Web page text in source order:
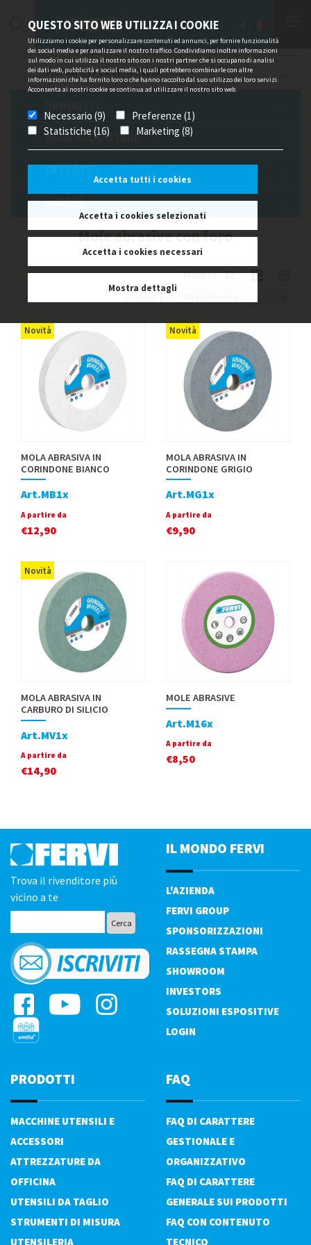
QUESTO SITO WEB UTILIZZA I COOKIE
Utilizziamo i cookie per personalizzare contenuti ed annunci, per fornire funzionalità
dei social media e per analizzare il nostro traffico. Condividiamo inoltre informazioni
sul modo in cui utilizza il nostro sito con i nostri partner che si occupano di analisi
dei dati web, pubblicità e social media, i quali potrebbero combinarle con altre
informazioni che ha fornito loro o che hanno raccolto dal suo utilizzo dei loro servizi.
Acconsenta ai nostri cookie se continua ad utilizzare il nostro sito web.
Necessario (9)
Preferenze (1)
Statistiche (16)
Marketing (8)
Accetta tutti i cookies
Accetta i cookies selezionati
Accetta i cookies necessari
Mostra dettagli
FILTRA OFFERTE/NOVITÀ
DOVE ACQUISTARE
OFFERTE
NOVITÀ
Mole abrasive con foro
Mostra
Ordina per
Novità
MOLA ABRASIVA IN
CORINDONE BIANCO
Art.MB1x
A partire da
€12,90
Novità
MOLA ABRASIVA IN
CORINDONE GRIGIO
Art.MG1x
A partire da
€9,90
Novità
MOLA ABRASIVA IN
CARBURO DI SILICIO
Art.MV1x
A partire da
€14,90
MOLE ABRASIVE
Art.M16x
A partire da
€8,50
Trova il rivenditore più
vicino a te
IL MONDO FERVI
L'AZIENDA
FERVI GROUP
SPONSORIZZAZIONI
RASSEGNA STAMPA
SHOWROOM
INVESTORS
SOLUZIONI ESPOSITIVE
LOGIN
PRODOTTI
MACCHINE UTENSILI E
ACCESSORI
ATTREZZATURE DA
OFFICINA
UTENSILI DA TAGLIO
STRUMENTI DI MISURA
UTENSILERIA
FAQ
FAQ DI CARATTERE
GESTIONALE E
ORGANIZZATIVO
FAQ DI CARATTERE
GENERALE SUI PRODOTTI
FAQ CON CONTENUTO
TECNICO